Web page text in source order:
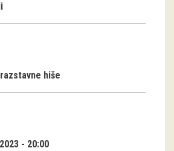
hiše
- 20:00